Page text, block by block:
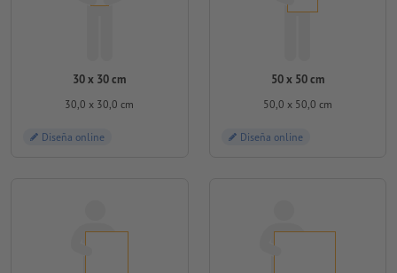
30 x 30 cm
30,0 x 30,0 cm
Diseña online
50 x 50 cm
50,0 x 50,0 cm
Diseña online